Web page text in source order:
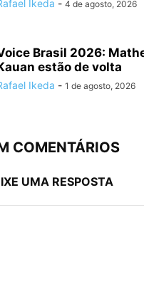
Ikeda - 4 de agosto, 2026
Brasil 2026:
estão de volta
Ikeda - 1 de agosto, 2026
COMENTÁRIOS
UMA RESPOSTA